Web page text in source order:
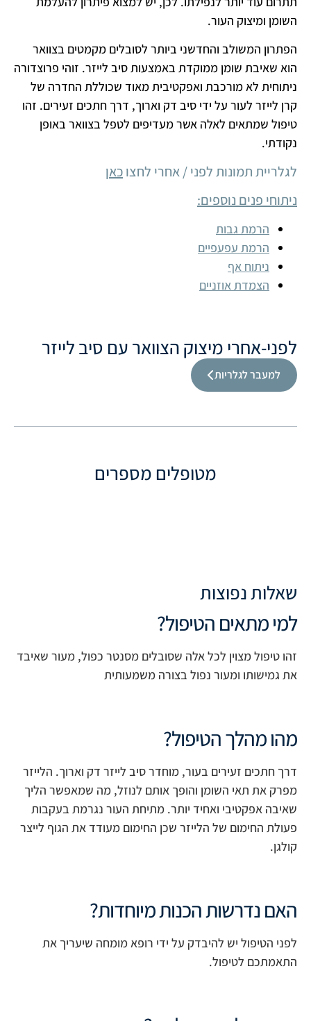
השומן ומיצוק העור.
הפתרון המשולב והחדשני ביותר לסובלים מקמטים בצוואר
הוא שאיבת שומן ממוקדת באמצעות סיב לייזר. זוהי פרוצדורה
ניתוחית לא מורכבת ואפקטיבית מאוד שכוללת החדרה של
קרן לייזר לעור על ידי סיב דק וארוך, דרך חתכים זעירים. זהו
טיפול שמתאים לאלה אשר מעדיפים לטפל בצוואר באופן
נקודתי.
לגלריית תמונות לפני / אחרי לחצוכאן
ניתוחי פנים נוספים:
הרמת גבות
הרמת עפעפיים
ניתוח אף
הצמדת אוזניים
לפני-אחרי מיצוק הצוואר עם סיב לייזר
למעבר לגלריות
מטופלים מספרים
שאלות נפוצות
למי מתאים הטיפול?
זהו טיפול מצוין לכל אלה שסובלים מסנטר כפול, מעור שאיבד
את גמישותו ומעור נפול בצורה משמעותית
מהו מהלך הטיפול?
דרך חתכים זעירים בעור, מוחדר סיב לייזר דק וארוך. הלייזר
מפרק את תאי השומן והופך אותם לנוזל, מה שמאפשר הליך
שאיבה אפקטיבי ואחיד יותר. מתיחת העור נגרמת בעקבות
פעולת החימום של הלייזר שכן החימום מעודד את הגוף לייצר
קולגן.
האם נדרשות הכנות מיוחדות?
לפני הטיפול יש להיבדק על ידי רופא מומחה שיעריך את
התאמתכם לטיפול.